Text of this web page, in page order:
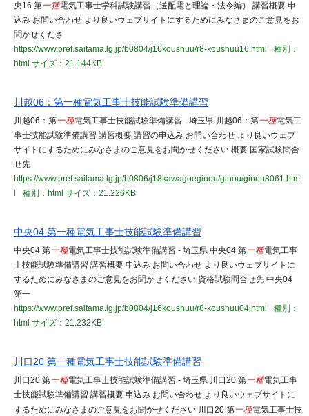
央16 第一種電気工事士学科試験講習（送配電と理論・法令編） 講習概要 申
込み お問い合わせ より良いウェブサイトにするためにみなさまのご意見をお
聞かせくださ
https://www.pref.saitama.lg.jp/b0804/j16koushuu/r8-koushuu16.html
種別：
html サイズ：21.144KB
川越06：第一種電気工事士技能試験準備講習
川越06：第一種電気工事士技能試験準備講習 - 埼玉県 川越06：第一種電気工
事士技能試験準備講習 講習概要 講習の申込み お問い合わせ より良いウェブ
サイトにするためにみなさまのご意見をお聞かせください 概要 国家試験問合
せ先
https://www.pref.saitama.lg.jp/b0806/j18kawagoeginou/ginou/ginou8061.htm
種別：html サイズ：21.226KB
中央04 第一種電気工事士技能試験準備講習
中央04 第一種電気工事士技能試験準備講習 - 埼玉県 中央04 第一種電気工事
士技能試験準備講習 講習概要 申込み お問い合わせ より良いウェブサイトに
するためにみなさまのご意見をお聞かせください 資格試験問合せ先 中央04
第一
https://www.pref.saitama.lg.jp/b0804/j16koushuu/r8-koushuu04.html
種別：
html サイズ：21.232KB
川口20 第一種電気工事士技能試験準備講習
川口20 第一種電気工事士技能試験準備講習 - 埼玉県 川口20 第一種電気工事
士技能試験準備講習 講習概要 申込み お問い合わせ より良いウェブサイトに
するためにみなさまのご意見をお聞かせください 川口20 第一種電気工事士技